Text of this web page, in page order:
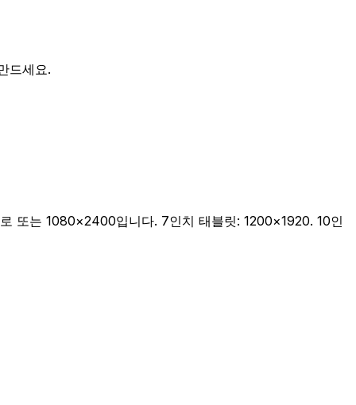
드세요.
또는 1080×2400입니다. 7인치 태블릿: 1200×1920. 10인